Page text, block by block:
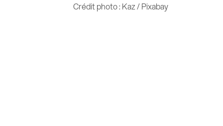
Crédit photo : Kaz / Pixabay